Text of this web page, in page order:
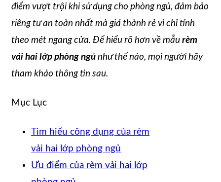
điểm vượt trội khi sử dụng cho phòng ngủ, đảm bảo
riêng tư an toàn nhất mà giá thành rẻ vì chỉ tính
theo mét ngang cửa. Để hiểu rõ hơn về mẫu rèm
vải hai lớp phòng ngủ như thế nào, mọi người hãy
tham khảo thông tin sau.
Mục Lục
Tìm hiểu công dụng của rèm
vải hai lớp phòng ngủ
Ưu điểm của rèm vải hai lớp